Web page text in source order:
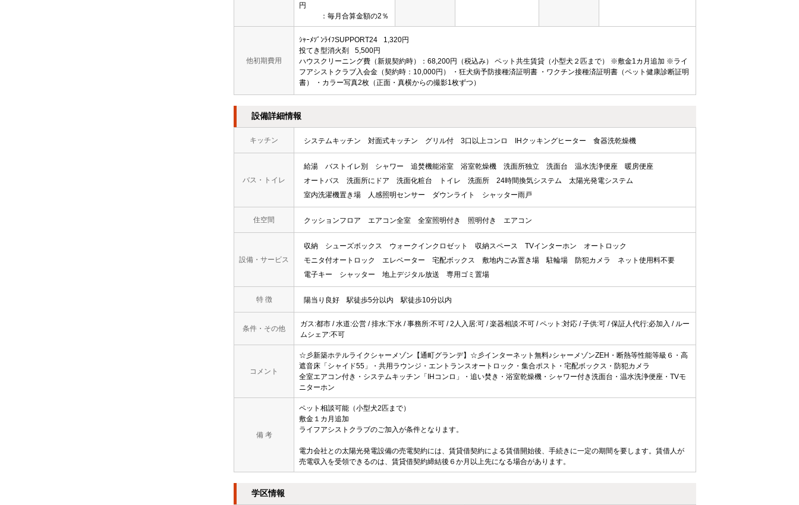
円
：毎月合算金額の2％
他初期費用
ｼｬｰﾒｿﾞﾝﾗｲﾌSUPPORT24
1,320円
投てき型消火剤
5,500円
ハウスクリーニング費（新規契約時）：68,200円（税込み）
ペット共生賃貸（小型犬２匹まで） ※敷金1カ月追加 ※ライ
フアシストクラブ入会金（契約時：10,000円）
・狂犬病予防接種済証明書 ・ワクチン接種済証明書（ペット健康診断証明
書）
・カラー写真2枚（正面・真横からの撮影1枚ずつ）
設備詳細情報
キッチン システムキッチン 対面式キッチン グリル付 3口以上コンロ IHクッキングヒーター 食器洗乾燥機
バス・トイレ
給湯 バストイレ別 シャワー 追焚機能浴室 浴室乾燥機 洗面所独立 洗面台 温水洗浄便座
暖房便座
オートバス
洗面所にドア 洗面化粧台 トイレ 洗面所 24時間換気システム
太陽光発電システム
室内洗濯機置き場
人感照明センサー ダウンライト シャッター雨戸
住空間 クッションフロア エアコン全室 全室照明付き 照明付き エアコン
設備・サービス
収納 シューズボックス ウォークインクロゼット 収納スペース TVインターホン
オートロック
モニタ付オートロック
エレベーター 宅配ボックス 敷地内ごみ置き場 駐輪場 防犯カメラ
ネット使用料不要
電子キー
シャッター 地上デジタル放送 専用ゴミ置場
特 徴 陽当り良好 駅徒歩5分以内 駅徒歩10分以内
条件・その他
ガス:都市 / 水道:公営 / 排水:下水 / 事務所:不可 / 2人入居:可 / 楽器相談:不可 / ペット:対応 / 子供:可 / 保証人代行:必加入 / ルー
ムシェア:不可
コメント
☆彡新築ホテルライクシャーメゾン【通町グランデ】☆彡インターネット無料♪シャーメゾンZEH・断熱等性能等級６・高
遮音床「シャイド55」・共用ラウンジ・エントランスオートロック・集合ポスト・宅配ボックス・防犯カメラ
全室エアコン付き・システムキッチン「IHコンロ」・追い焚き・浴室乾燥機・シャワー付き洗面台・温水洗浄便座・TVモ
ニターホン
備 考
ペット相談可能（小型犬2匹まで）
敷金１カ月追加
ライフアシストクラブのご加入が条件となります。
電力会社との太陽光発電設備の売電契約には、賃貸借契約による賃借開始後、手続きに一定の期間を要します。賃借人が
売電収入を受領できるのは、賃貸借契約締結後６か月以上先になる場合があります。
学区情報